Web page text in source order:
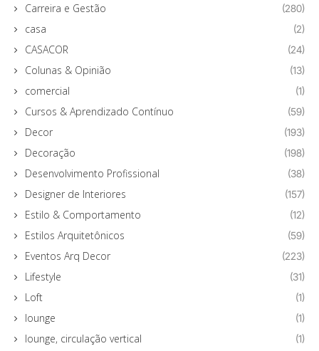
Carreira e Gestão (280)
casa (2)
CASACOR (24)
Colunas & Opinião (13)
comercial (1)
Cursos & Aprendizado Contínuo (59)
Decor (193)
Decoração (198)
Desenvolvimento Profissional (38)
Designer de Interiores (157)
Estilo & Comportamento (12)
Estilos Arquitetônicos (59)
Eventos Arq Decor (223)
Lifestyle (31)
Loft (1)
lounge (1)
lounge, circulação vertical (1)